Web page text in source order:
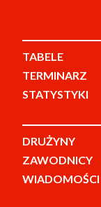
TABELE
TERMINARZ
STATYSTYKI
DRUŻYNY
ZAWODNICY
WIADOMOŚCI